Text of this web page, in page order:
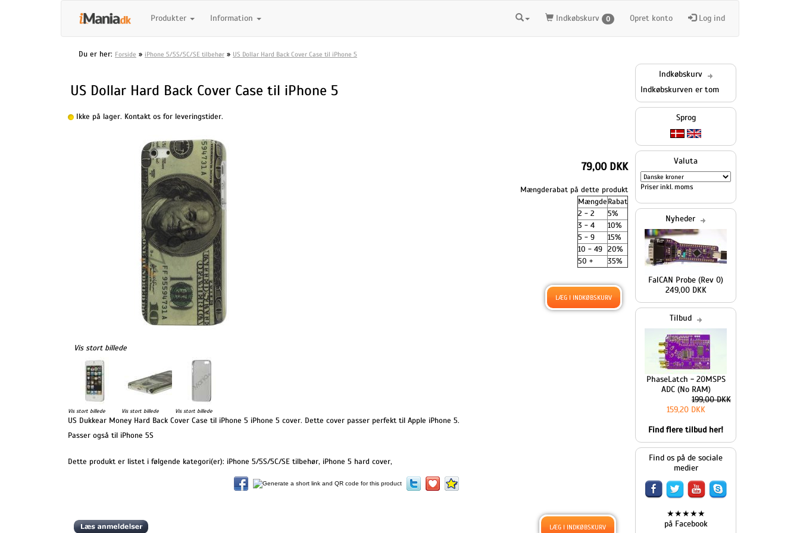
Produkter Information Indkøbskurv 0 Opret konto Log ind
Du er her: Forside » iPhone 5/5S/5C/SE tilbehør » US Dollar Hard Back Cover Case til iPhone 5
US Dollar Hard Back Cover Case til iPhone 5
Ikke på lager. Kontakt os for leveringstider.
Vis stort billede
79,00 DKK
Mængderabat på dette produkt
MængdeRabat
2 - 2
5%
3 - 4
10%
5 - 9
15%
10 - 49 20%
50 +
35%
Vis stort billede Vis stort billede Vis stort billede
US Dukkear Money Hard Back Cover Case til iPhone 5 iPhone 5 cover. Dette cover passer perfekt til Apple iPhone 5.
Passer også til iPhone 5S
Dette produkt er listet i følgende kategori(er): iPhone 5/5S/5C/SE tilbehør, iPhone 5 hard cover,
Indkøbskurv
Indkøbskurven er tom
Sprog
Valuta
Priser inkl. moms
Nyheder
FalCAN Probe (Rev 0)
249,00 DKK
Tilbud
PhaseLatch - 20MSPS
ADC (No RAM)
199,00 DKK
159,20 DKK
Find flere tilbud her!
Find os på de sociale
medier
★★★★★
på Facebook